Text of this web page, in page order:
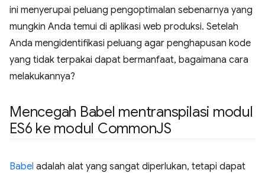
ini menyerupai peluang pengoptimalan sebenarnya yang
mungkin Anda temui di aplikasi web produksi. Setelah
Anda mengidentifikasi peluang agar penghapusan kode
yang tidak terpakai dapat bermanfaat, bagaimana cara
melakukannya?
Mencegah Babel mentranspilasi modul
ES6 ke modul CommonJS
Babel adalah alat yang sangat diperlukan, tetapi dapat